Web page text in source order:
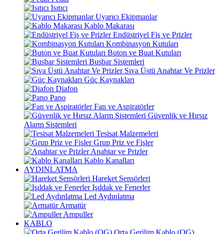
Isıtıcı
Uyarıcı Ekipmanlar
Kablo Makarası
Endüstriyel Fiş ve Prizler
Kombinasyon Kutuları
Buton ve Buat Kutuları
Busbar Sistemleri
Sıva Üstü Anahtar Ve Prizler
Güç Kaynakları
Diafon
Pano
Fan ve Aspiratörler
Güvenlik ve Hırsız
Alarm Sistemleri
Tesisat Malzemeleri
Grup Priz ve Fişler
Anahtar ve Prizler
Kablo Kanalları
AYDINLATMA
Hareket Sensörleri
Işıldak ve Fenerler
Led Aydınlatma
Armatür
Ampuller
KABLO
Orta Gerilim Kablo (OG)